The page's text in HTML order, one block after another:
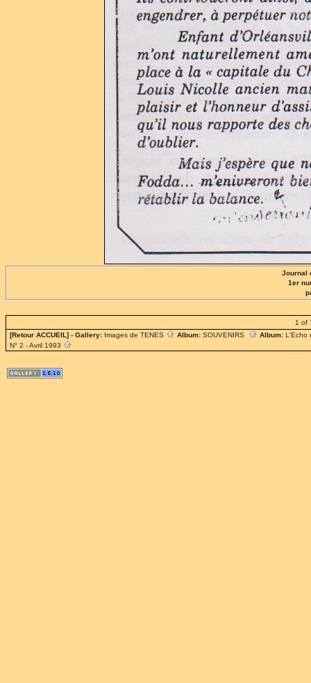
Journal
1er
1 of
[Retour ACCUEIL] - Gallery: Images de TENES Album: SOUVENIRS Album: L'Echo
N° 2 - Avril 1993